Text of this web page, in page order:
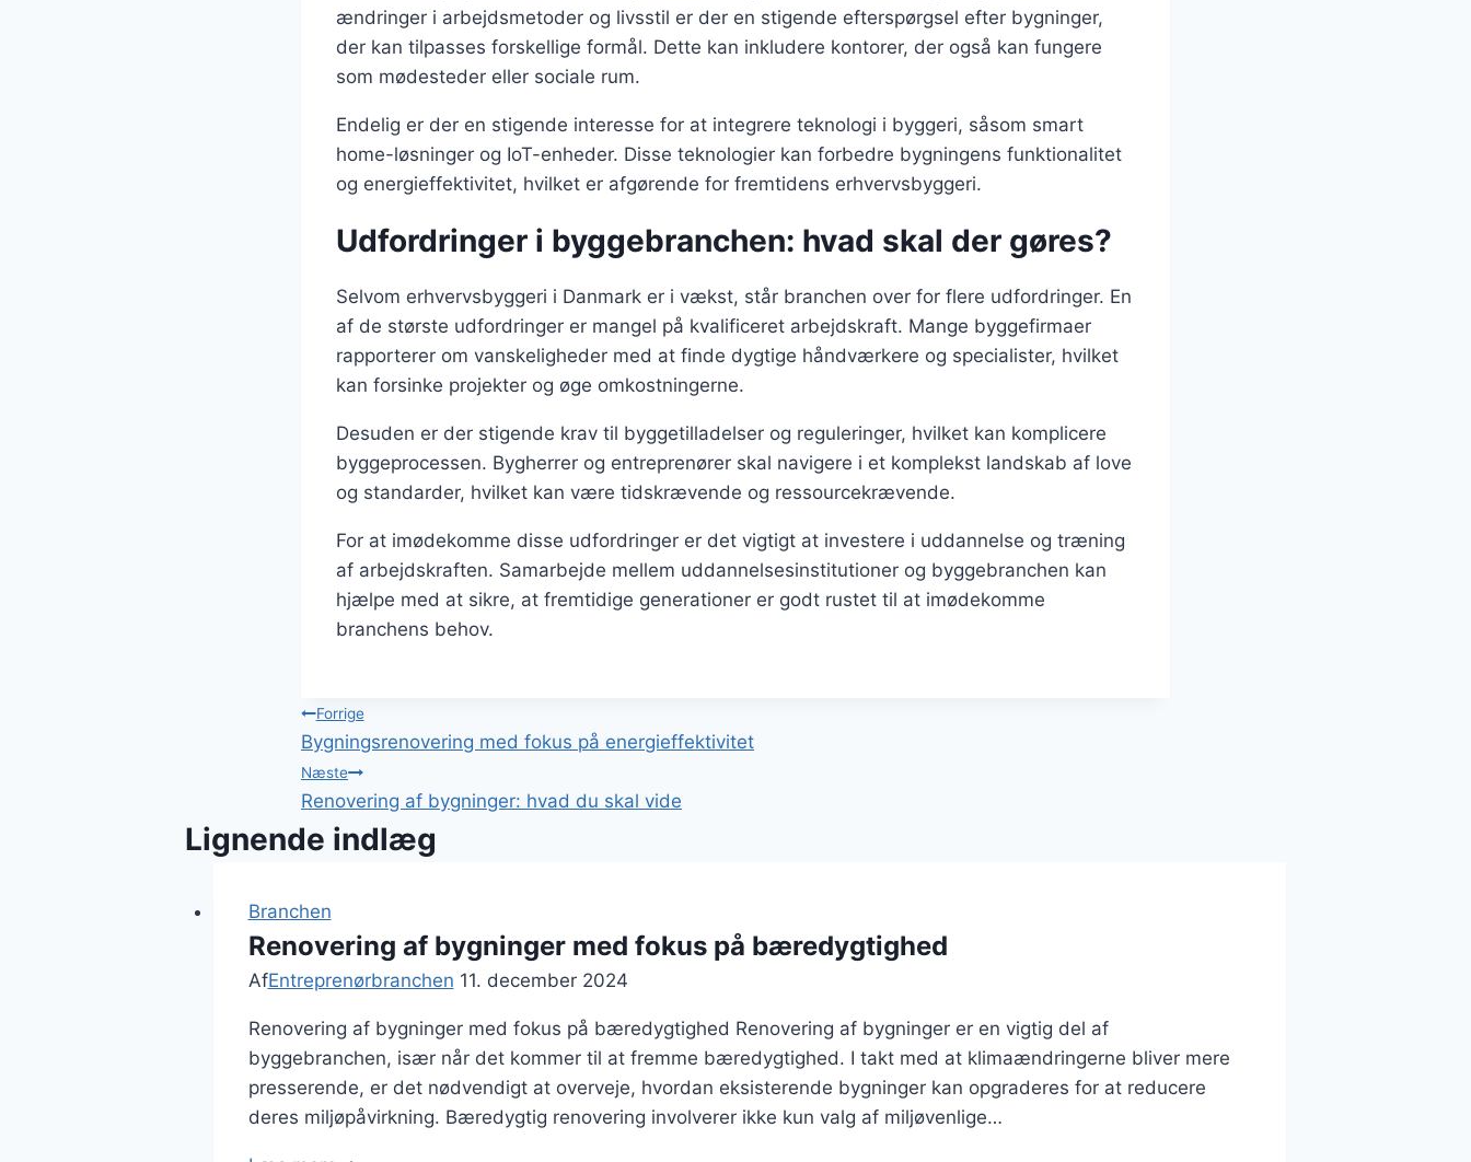
ændringer i arbejdsmetoder og livsstil er der en stigende efterspørgsel efter bygninger,
der kan tilpasses forskellige formål. Dette kan inkludere kontorer, der også kan fungere
som mødesteder eller sociale rum.
Endelig er der en stigende interesse for at integrere teknologi i byggeri, såsom smart
home-løsninger og IoT-enheder. Disse teknologier kan forbedre bygningens funktionalitet
og energieffektivitet, hvilket er afgørende for fremtidens erhvervsbyggeri.
Udfordringer i byggebranchen: hvad skal der gøres?
Selvom erhvervsbyggeri i Danmark er i vækst, står branchen over for flere udfordringer. En
af de største udfordringer er mangel på kvalificeret arbejdskraft. Mange byggefirmaer
rapporterer om vanskeligheder med at finde dygtige håndværkere og specialister, hvilket
kan forsinke projekter og øge omkostningerne.
Desuden er der stigende krav til byggetilladelser og reguleringer, hvilket kan komplicere
byggeprocessen. Bygherrer og entreprenører skal navigere i et komplekst landskab af love
og standarder, hvilket kan være tidskrævende og ressourcekrævende.
For at imødekomme disse udfordringer er det vigtigt at investere i uddannelse og træning
af arbejdskraften. Samarbejde mellem uddannelsesinstitutioner og byggebranchen kan
hjælpe med at sikre, at fremtidige generationer er godt rustet til at imødekomme
branchens behov.
Indlægsnavigation
Forrige
Bygningsrenovering med fokus på energieffektivitet
Næste
Renovering af bygninger: hvad du skal vide
Lignende indlæg
Branchen
Renovering af bygninger med fokus på bæredygtighed
AfEntreprenørbranchen 11. december 2024
Renovering af bygninger med fokus på bæredygtighed Renovering af bygninger er en vigtig del af
byggebranchen, især når det kommer til at fremme bæredygtighed. I takt med at klimaændringerne bliver mere
presserende, er det nødvendigt at overveje, hvordan eksisterende bygninger kan opgraderes for at reducere
deres miljøpåvirkning. Bæredygtig renovering involverer ikke kun valg af miljøvenlige…